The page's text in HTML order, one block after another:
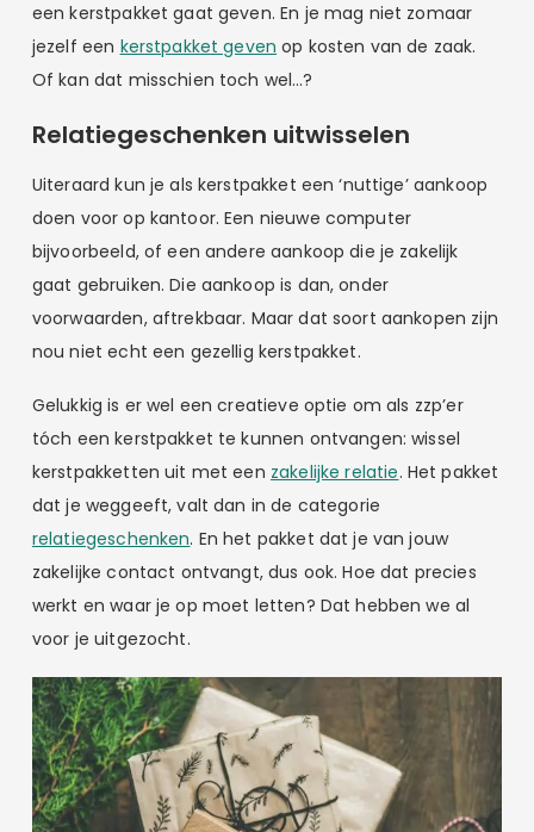
een kerstpakket gaat geven. En je mag niet zomaar
jezelf een kerstpakket geven op kosten van de zaak.
Of kan dat misschien toch wel…?
Relatiegeschenken uitwisselen
Uiteraard kun je als kerstpakket een ‘nuttige’ aankoop
doen voor op kantoor. Een nieuwe computer
bijvoorbeeld, of een andere aankoop die je zakelijk
gaat gebruiken. Die aankoop is dan, onder
voorwaarden, aftrekbaar. Maar dat soort aankopen zijn
nou niet echt een gezellig kerstpakket.
Gelukkig is er wel een creatieve optie om als zzp’er
tóch een kerstpakket te kunnen ontvangen: wissel
kerstpakketten uit met een zakelijke relatie. Het pakket
dat je weggeeft, valt dan in de categorie
relatiegeschenken. En het pakket dat je van jouw
zakelijke contact ontvangt, dus ook. Hoe dat precies
werkt en waar je op moet letten? Dat hebben we al
voor je uitgezocht.